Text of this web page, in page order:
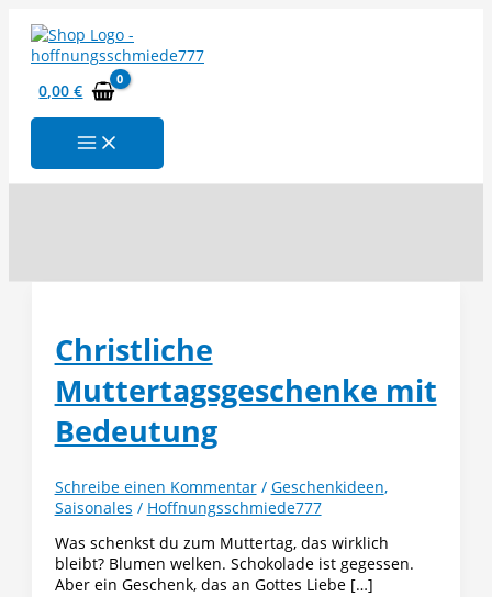
Inhalt
springen
0,00€
Christliche
Muttertagsgeschenke mit
Bedeutung
Schreibe einen Kommentar / Geschenkideen,
Saisonales / Hoffnungsschmiede777
Was schenkst du zum Muttertag, das wirklich
bleibt? Blumen welken. Schokolade ist gegessen.
Aber ein Geschenk, das an Gottes Liebe […]